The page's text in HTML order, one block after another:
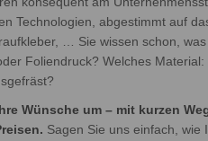
Technologien, abgestimmt auf
… Sie wissen schon,
Foliendruck? Welches Material:
Wünsche um – mit kurzen
Sagen Sie uns einfach,